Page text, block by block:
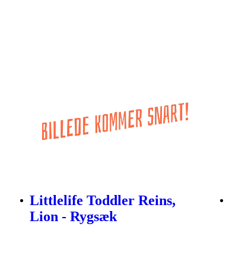
Littlelife Toddler Reins,
Lion - Rygsæk